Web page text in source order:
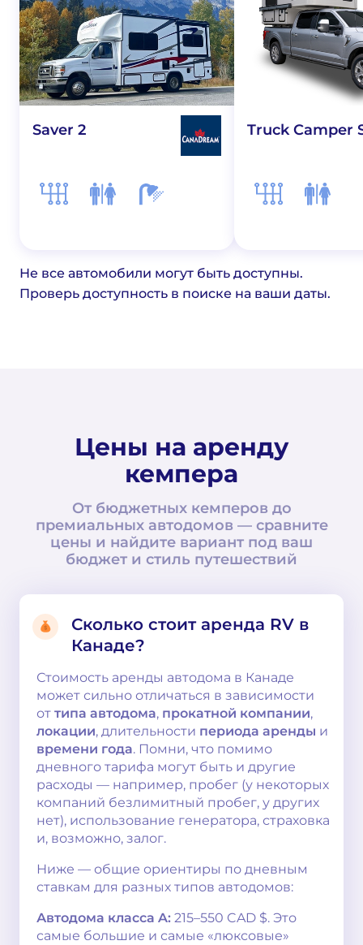
Saver 2 Truck Camper
Не все автомобили могут быть доступны.
Проверь доступность в поиске на ваши даты.
Цены на аренду
кемпера
От бюджетных кемперов до
премиальных автодомов — сравните
цены и найдите вариант под ваш
бюджет и стиль путешествий
Сколько стоит аренда RV в
Канаде?
Стоимость аренды автодома в Канаде
может сильно отличаться в зависимости
от типа автодома, прокатной компании,
локации, длительности периода аренды и
времени года. Помни, что помимо
дневного тарифа могут быть и другие
расходы — например, пробег (у некоторых
компаний безлимитный пробег, у других
нет), использование генератора, страховка
и, возможно, залог.
Ниже — общие ориентиры по дневным
ставкам для разных типов автодомов:
Автодома класса A: 215–550 CAD $. Это
самые большие и самые «люксовые»